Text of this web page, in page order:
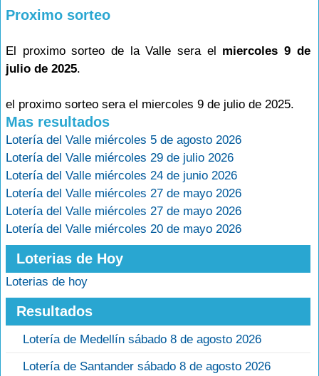
Proximo sorteo
El proximo sorteo de la Valle sera el miercoles 9 de
julio de 2025.
el proximo sorteo sera el miercoles 9 de julio de 2025.
Mas resultados
Lotería del Valle miércoles 5 de agosto 2026
Lotería del Valle miércoles 29 de julio 2026
Lotería del Valle miércoles 24 de junio 2026
Lotería del Valle miércoles 27 de mayo 2026
Lotería del Valle miércoles 27 de mayo 2026
Lotería del Valle miércoles 20 de mayo 2026
Loterias de Hoy
Loterias de hoy
Resultados
Lotería de Medellín sábado 8 de agosto 2026
Lotería de Santander sábado 8 de agosto 2026